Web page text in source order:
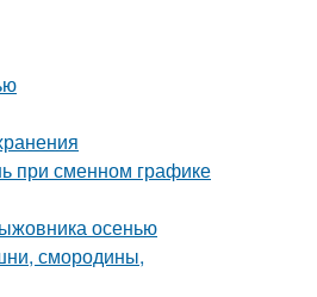
при сменном графике
осенью
смородины,